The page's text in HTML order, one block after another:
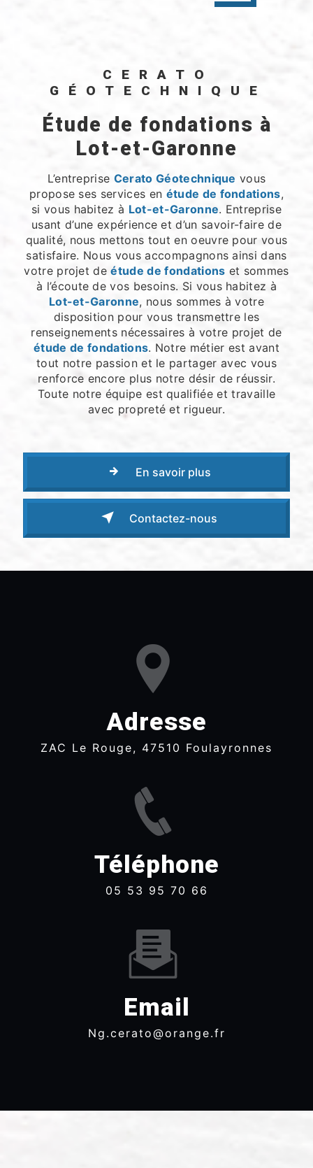
CERATO
GÉOTECHNIQUE
étude de fondations à
Lot-et-Garonne
L’entreprise Cerato Géotechnique vous
propose ses services en étude de fondations,
si vous habitez à Lot-et-Garonne. Entreprise
usant d’une expérience et d’un savoir-faire de
qualité, nous mettons tout en oeuvre pour vous
satisfaire. Nous vous accompagnons ainsi dans
votre projet deétude de fondations et sommes
à l’écoute de vos besoins. Si vous habitez à
Lot-et-Garonne, nous sommes à votre
disposition pour vous transmettre les
renseignements nécessaires à votre projet de
étude de fondations. Notre métier est avant
tout notre passion et le partager avec vous
renforce encore plus notre désir de réussir.
Toute notre équipe est qualifiée et travaille
avec propreté et rigueur.
En savoir plus
Contactez-nous
Adresse
ZAC Le Rouge, 47510 Foulayronnes
Téléphone
05 53 95 70 66
Email
ng.cerato@orange.fr